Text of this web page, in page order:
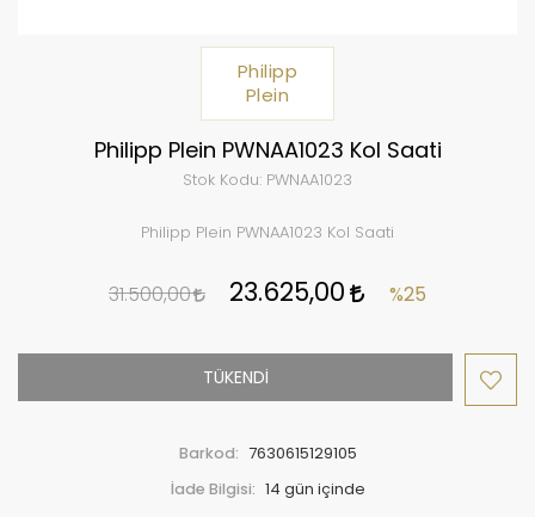
Philipp
Plein
Philipp Plein PWNAA1023 Kol Saati
Stok Kodu: PWNAA1023
Philipp Plein PWNAA1023 Kol Saati
31.500,00 23.625,00 %25
TÜKENDİ
Barkod: 7630615129105
İade Bilgisi: